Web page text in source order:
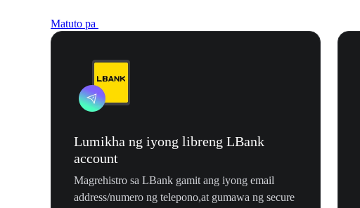
Matuto pa
Lumikha ng iyong libreng LBank
account
Magrehistro sa LBank gamit ang iyong email
address/numero ng telepono,at gumawa ng secure